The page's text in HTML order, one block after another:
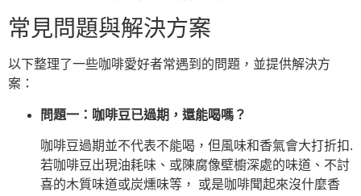
常見問題與解決方案
以下整理了一些咖啡愛好者常遇到的問題，並提供解決方
案：
問題一：咖啡豆已過期，還能喝嗎？
咖啡豆過期並不代表不能喝，但風味和香氣會大打折扣.
若咖啡豆出現油耗味、或陳腐像壁櫥深處的味道、不討
喜的木質味道或炭燻味等， 或是咖啡聞起來沒什麼香